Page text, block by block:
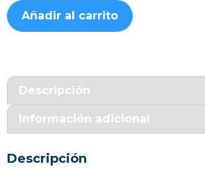
Funda
Silicona
Redmi
Note
12
cantidad
Añadir al carrito
Descripción
Información adicional
Descripción